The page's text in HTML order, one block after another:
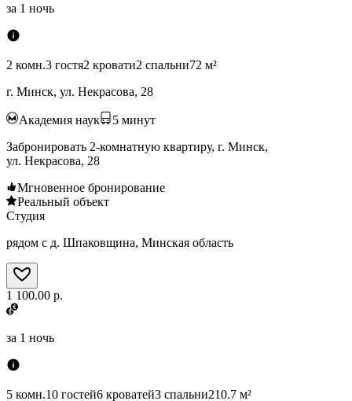
за 1 ночь
2 комн.3 гостя2 кровати2 спальни72 м²
г. Минск, ул. Некрасова, 28
Академия наук 5 минут
Забронировать 2-комнатную квартиру, г. Минск,
ул. Некрасова, 28
Мгновенное бронирование
Реальный объект
Студия
рядом с д. Шпаковщина, Минская область
1 100.00 р.
за 1 ночь
5 комн.10 гостей6 кроватей3 спальни210.7 м²